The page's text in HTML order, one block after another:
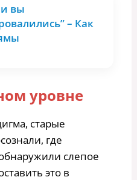
вы
– Как
уровне
старые
где
слепое
это в